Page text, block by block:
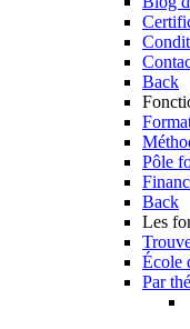
Back
Pôle
Back
Les
École
Par